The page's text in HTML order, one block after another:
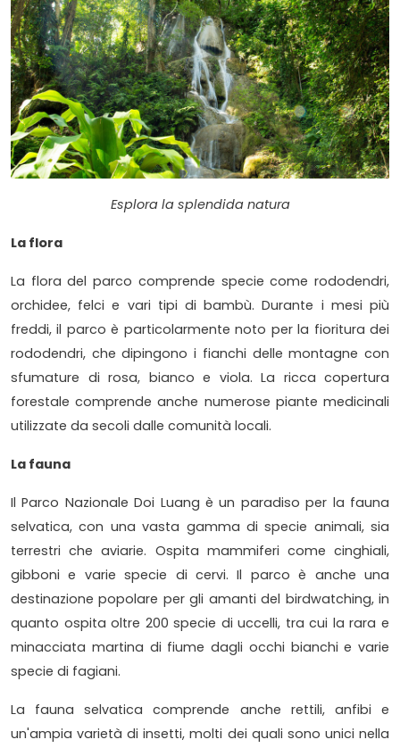
Esplora la splendida natura
La flora
La flora del parco comprende specie come rododendri,
orchidee, felci e vari tipi di bambù. Durante i mesi più
freddi, il parco è particolarmente noto per la fioritura dei
rododendri, che dipingono i fianchi delle montagne con
sfumature di rosa, bianco e viola. La ricca copertura
forestale comprende anche numerose piante medicinali
utilizzate da secoli dalle comunità locali.
La fauna
Il Parco Nazionale Doi Luang è un paradiso per la fauna
selvatica, con una vasta gamma di specie animali, sia
terrestri che aviarie. Ospita mammiferi come cinghiali,
gibboni e varie specie di cervi. Il parco è anche una
destinazione popolare per gli amanti del birdwatching, in
quanto ospita oltre 200 specie di uccelli, tra cui la rara e
minacciata martina di fiume dagli occhi bianchi e varie
specie di fagiani.
La fauna selvatica comprende anche rettili, anfibi e
un'ampia varietà di insetti, molti dei quali sono unici nella